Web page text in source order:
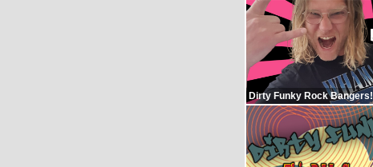
Dirty Funky Rock Bangers!